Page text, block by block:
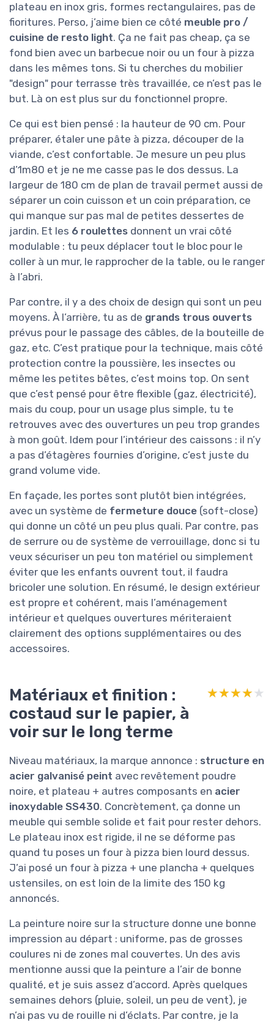
plateau en inox gris, formes rectangulaires, pas de
fioritures. Perso, j’aime bien ce côté meuble pro /
cuisine de resto light. Ça ne fait pas cheap, ça se
fond bien avec un barbecue noir ou un four à pizza
dans les mêmes tons. Si tu cherches du mobilier
"design" pour terrasse très travaillée, ce n’est pas le
but. Là on est plus sur du fonctionnel propre.
Ce qui est bien pensé : la hauteur de 90 cm. Pour
préparer, étaler une pâte à pizza, découper de la
viande, c’est confortable. Je mesure un peu plus
d’1m80 et je ne me casse pas le dos dessus. La
largeur de 180 cm de plan de travail permet aussi de
séparer un coin cuisson et un coin préparation, ce
qui manque sur pas mal de petites dessertes de
jardin. Et les 6 roulettes donnent un vrai côté
modulable : tu peux déplacer tout le bloc pour le
coller à un mur, le rapprocher de la table, ou le ranger
à l’abri.
Par contre, il y a des choix de design qui sont un peu
moyens. À l’arrière, tu as de grands trous ouverts
prévus pour le passage des câbles, de la bouteille de
gaz, etc. C’est pratique pour la technique, mais côté
protection contre la poussière, les insectes ou
même les petites bêtes, c’est moins top. On sent
que c’est pensé pour être flexible (gaz, électricité),
mais du coup, pour un usage plus simple, tu te
retrouves avec des ouvertures un peu trop grandes
à mon goût. Idem pour l’intérieur des caissons : il n’y
a pas d’étagères fournies d’origine, c’est juste du
grand volume vide.
En façade, les portes sont plutôt bien intégrées,
avec un système de fermeture douce (soft-close)
qui donne un côté un peu plus quali. Par contre, pas
de serrure ou de système de verrouillage, donc si tu
veux sécuriser un peu ton matériel ou simplement
éviter que les enfants ouvrent tout, il faudra
bricoler une solution. En résumé, le design extérieur
est propre et cohérent, mais l’aménagement
intérieur et quelques ouvertures mériteraient
clairement des options supplémentaires ou des
accessoires.
Matériaux et finition :
costaud sur le papier, à
voir sur le long terme
★★★★★
★★★★★
Niveau matériaux, la marque annonce : structure en
acier galvanisé peint avec revêtement poudre
noire, et plateau + autres composants en acier
inoxydable SS430. Concrètement, ça donne un
meuble qui semble solide et fait pour rester dehors.
Le plateau inox est rigide, il ne se déforme pas
quand tu poses un four à pizza bien lourd dessus.
J’ai posé un four à pizza + une plancha + quelques
ustensiles, on est loin de la limite des 150 kg
annoncés.
La peinture noire sur la structure donne une bonne
impression au départ : uniforme, pas de grosses
coulures ni de zones mal couvertes. Un des avis
mentionne aussi que la peinture a l’air de bonne
qualité, et je suis assez d’accord. Après quelques
semaines dehors (pluie, soleil, un peu de vent), je
n’ai pas vu de rouille ni d’éclats. Par contre, je la